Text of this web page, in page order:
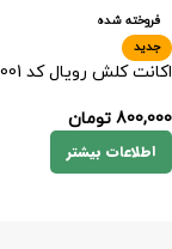
فروخته شده
جدید
اکانت کلش رویال کد 5001
800,000 تومان
اطلاعات بیشتر